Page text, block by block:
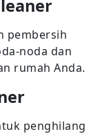
pembersih
noda dan
rumah Anda.
penghilang